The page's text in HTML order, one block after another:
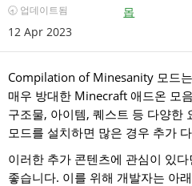
🕣 업데이트됨
12 Apr 2023
몹
Compilation of Minesanity 모드
매우 방대한 Minecraft 애드온 모
구조물, 아이템, 퀘스트 등 다양한
모드를 설치하면 많은 경우 추가
이러한 추가 콘텐츠에 관심이 있
좋습니다. 이를 위해 개발자는 아